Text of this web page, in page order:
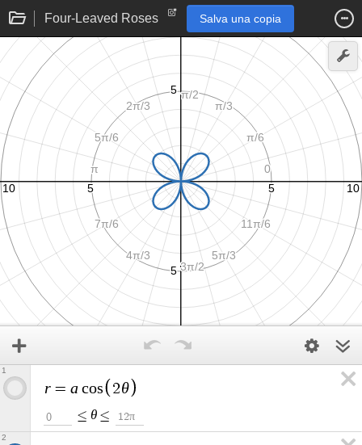
Four-Leaved Roses Salva una copia
r = a cos 2θ
0 ≤ θ ≤ 12π
1
2